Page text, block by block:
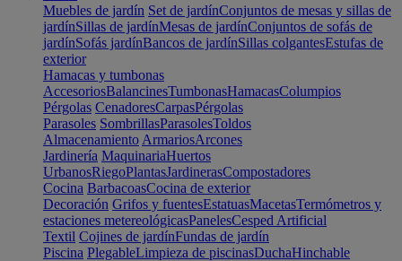
Muebles de jardín Set de jardínConjuntos de mesas y sillas de
jardínSillas de jardínMesas de jardínConjuntos de sofás de
jardínSofás jardínBancos de jardínSillas colgantesEstufas de
exterior
Hamacas y tumbonas
AccesoriosBalancinesTumbonasHamacasColumpios
Pérgolas CenadoresCarpasPérgolas
Parasoles SombrillasParasolesToldos
Almacenamiento ArmariosArcones
Jardinería MaquinariaHuertos
UrbanosRiegoPlantasJardinerasCompostadores
Cocina BarbacoasCocina de exterior
Decoración Grifos y fuentesEstatuasMacetasTermómetros y
estaciones metereológicasPanelesCesped Artificial
Textil Cojines de jardínFundas de jardín
Piscina PlegableLimpieza de piscinasDuchaHinchable